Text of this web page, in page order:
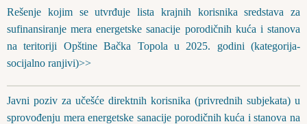
Rešenje kojim se utvrđuje lista krajnih korisnika sredstava za
sufinansiranje mera energetske sanacije porodičnih kuća i stanova
na teritoriji Opštine Bačka Topola u 2025. godini (kategorija-
socijalno ranjivi)>>
Javni poziv za učešće direktnih korisnika (privrednih subjekata) u
sprovođenju mera energetske sanacije porodičnih kuća i stanova na